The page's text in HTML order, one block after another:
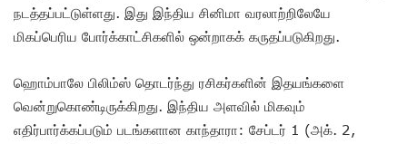
நடத்தப்பட்டுள்ளது. இது இந்திய சினிமா வரலாற்றிலேயே
மிகப்பெரிய போர்க்காட்சிகளில் ஒன்றாகக் கருதப்படுகிறது.
ஹொம்பாலே பிலிம்ஸ் தொடர்ந்து ரசிகர்களின் இதயங்களை
வென்றுகொண்டிருக்கிறது. இந்திய அளவில் மிகவும்
எதிர்பார்க்கப்படும் படங்களான காந்தாரா: சேப்டர் 1 (அக். 2,